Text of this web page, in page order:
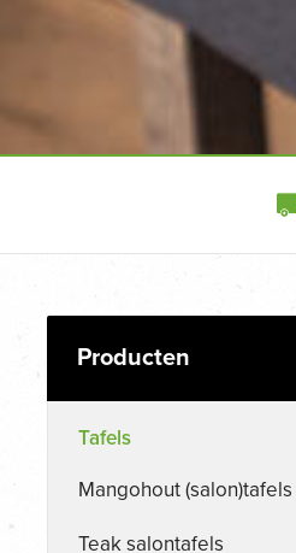
Tafels
Mangohout (salon)tafels
Teak salontafels